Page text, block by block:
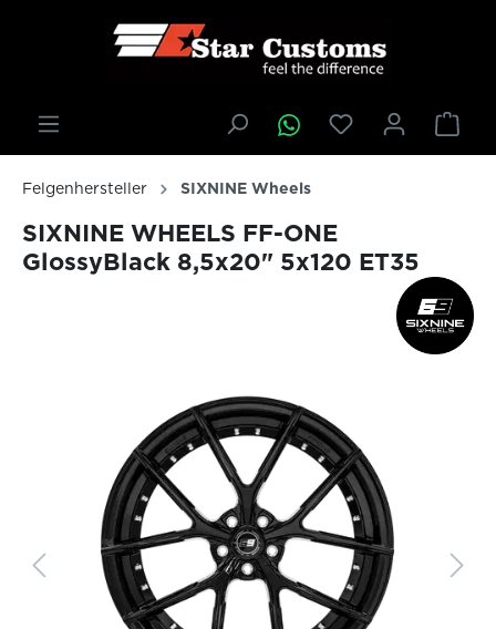
springen
Felgenhersteller SIXNINE Wheels
SIXNINE WHEELS FF-ONE
GlossyBlack 8,5x20" 5x120 ET35